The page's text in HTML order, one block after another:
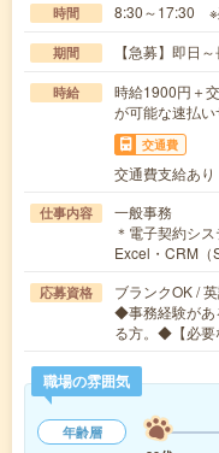
時間 8:30～17:30 ※
期間 【急募】即日
時給
時給1900円＋
が可能な速払い
交通費
交通費支給あり
仕事内容
一般事務
＊電子契約シ
Excel・CRM
応募資格
ブランクOK /
◆事務経験があ
る方。◆【必要
職場の雰囲気
年齢層